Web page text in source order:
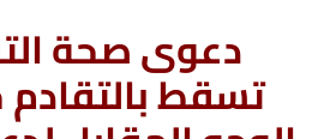
دعوى صحة
تسقط